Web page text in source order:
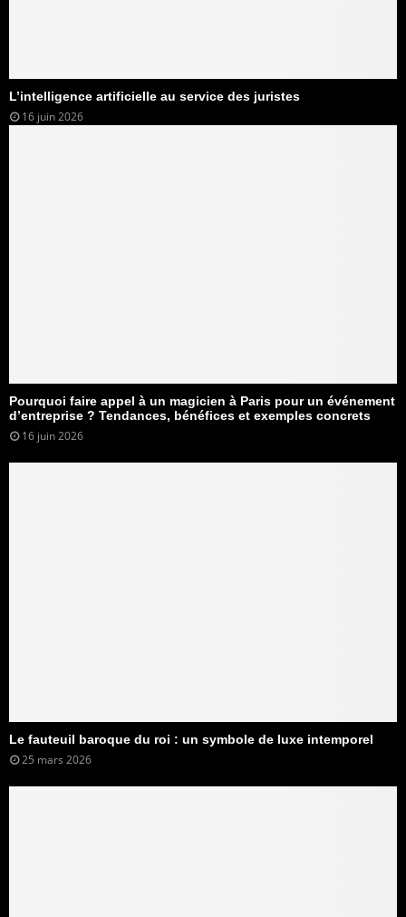
L’intelligence artificielle au service des juristes
16 juin 2026
Pourquoi faire appel à un magicien à Paris pour un événement
d’entreprise ? Tendances, bénéfices et exemples concrets
16 juin 2026
Le fauteuil baroque du roi : un symbole de luxe intemporel
25 mars 2026